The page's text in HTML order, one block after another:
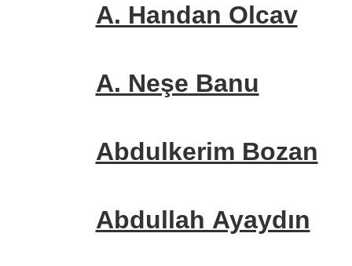
A. Handan Olcav
A. Neşe Banu
Abdulkerim Bozan
Abdullah Ayaydın